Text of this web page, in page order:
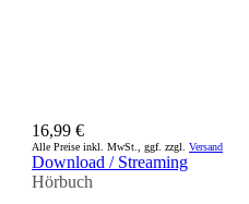
16,99 €
Alle Preise inkl. MwSt., ggf. zzgl. Versand
Download / Streaming
Hörbuch